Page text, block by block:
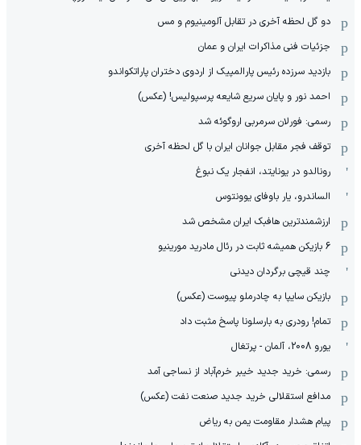
دو گل لحظه آخری در تقابل آلومینیوم و مس
جزئیات فنی مذاکرات ایران و عمان
بازدید سرزده رئیس پارالمپیک از اردوی دختران پاراتکواندو
احمد نور و پایان سریع شایعه پرسپولیس! (عکس)
رسمی: فورلان سرمربی اروگوئه شد
توقف فجر مقابل جوانان ایران با گل لحظه آخری
رونالدو در یونایتد، انفجار یک نبوغ
الساندرو، یار باوفای یوونتوس
ارزشمندترین هافبک ایران مشخص شد
6 بازیکن همیشه ثابت در رئال مادرید مورینیو
چند قیچی برگردان دیدنی
بازیکن سایپا به چادرملو پیوست (عکس)
تمام! رودری به بارسلونا پاسخ مثبت داد
یورو 2008، آلمان - پرتغال
رسمی: خرید جدید خیبر خرم‌آباد از نساجی آمد
مدافع استقلالی خرید جدید صنعت نفت (عکس)
پیام هشدار مقاومت یمن به ریاض